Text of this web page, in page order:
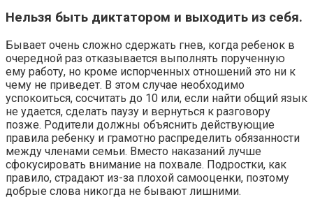
Нельзя быть диктатором и выходить из себя.
Бывает очень сложно сдержать гнев, когда ребенок в
очередной раз отказывается выполнять порученную
ему работу, но кроме испорченных отношений это ни к
чему не приведет. В этом случае необходимо
успокоиться, сосчитать до 10 или, если найти общий язык
не удается, сделать паузу и вернуться к разговору
позже. Родители должны объяснить действующие
правила ребенку и грамотно распределить обязанности
между членами семьи. Вместо наказаний лучше
сфокусировать внимание на похвале. Подростки, как
правило, страдают из-за плохой самооценки, поэтому
добрые слова никогда не бывают лишними.